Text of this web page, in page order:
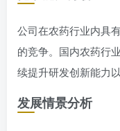
公司在农药行业内具
的竞争。国内农药行
续提升研发创新能力
发展情景分析